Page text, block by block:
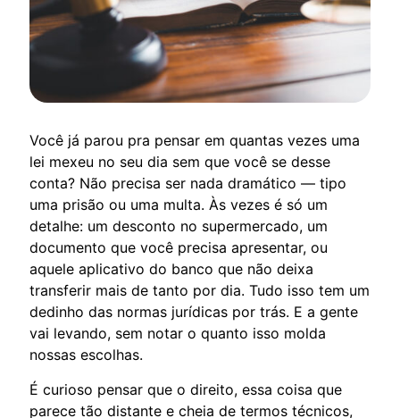
Você já parou pra pensar em quantas vezes uma
lei mexeu no seu dia sem que você se desse
conta? Não precisa ser nada dramático — tipo
uma prisão ou uma multa. Às vezes é só um
detalhe: um desconto no supermercado, um
documento que você precisa apresentar, ou
aquele aplicativo do banco que não deixa
transferir mais de tanto por dia. Tudo isso tem um
dedinho das normas jurídicas por trás. E a gente
vai levando, sem notar o quanto isso molda
nossas escolhas.
É curioso pensar que o direito, essa coisa que
parece tão distante e cheia de termos técnicos,